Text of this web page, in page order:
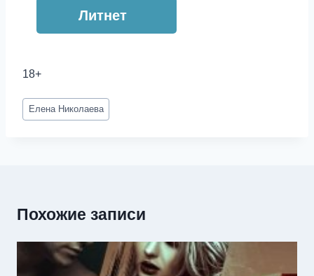
Литнет
18+
Метки
записи:
Елена Николаева
Похожие записи